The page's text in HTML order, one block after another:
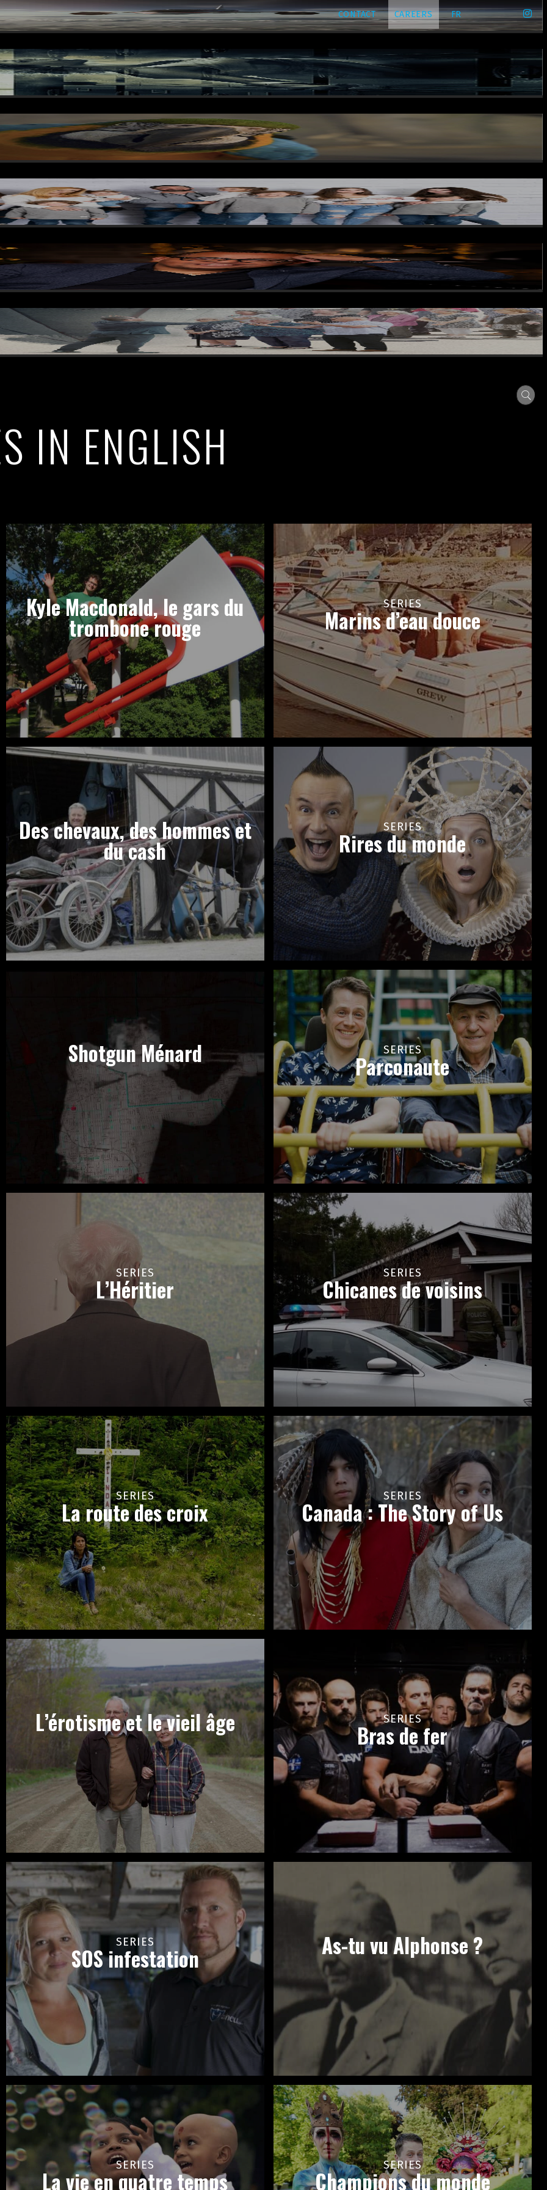
CONTACT CAREERS FR
IN ENGLISH
Kyle Macdonald, le gars du
trombone rouge
SERIES
Marins d’eau douce
Des chevaux, des hommes et
du cash
SERIES
Rires du monde
Shotgun Ménard SERIES
Parconaute
SERIES
L’Héritier
SERIES
Chicanes de voisins
SERIES
La route des croix
SERIES
Canada : The Story of Us
L’érotisme et le vieil âge SERIES
Bras de fer
SERIES
SOS infestation As-tu vu Alphonse ?
SERIES
La vie en quatre temps
SERIES
Champions du monde